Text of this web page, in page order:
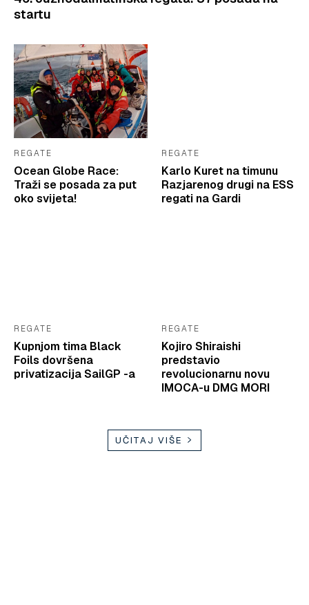
startu
REGATE
Ocean Globe Race:
Traži se posada za put
oko svijeta!
REGATE
Karlo Kuret na timunu
Razjarenog drugi na ESS
regati na Gardi
REGATE
Kupnjom tima Black
Foils dovršena
privatizacija SailGP -a
REGATE
Kojiro Shiraishi
predstavio
revolucionarnu novu
IMOCA-u DMG MORI
UČITAJ VIŠE